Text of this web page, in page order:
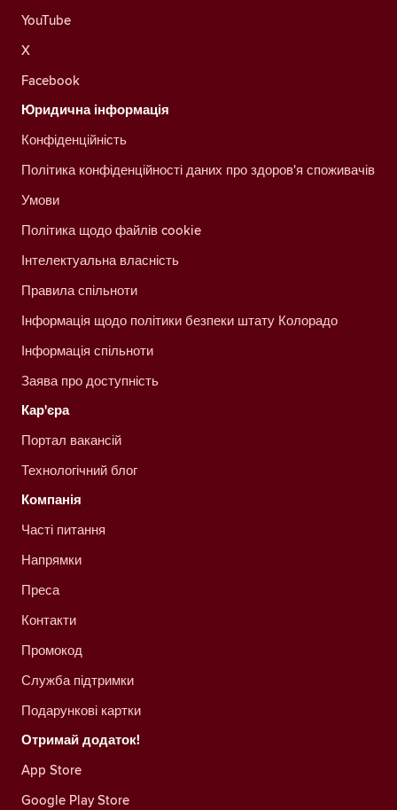
YouTube
X
Facebook
Юридична інформація
Конфіденційність
Політика конфіденційності даних про здоров'я споживачів
Умови
Політика щодо файлів cookie
Інтелектуальна власність
Правила спільноти
Інформація щодо політики безпеки штату Колорадо
Інформація спільноти
Заява про доступність
Кар'єра
Портал вакансій
Технологічний блог
Компанія
Часті питання
Напрямки
Преса
Контакти
Промокод
Служба підтримки
Подарункові картки
Отримай додаток!
App Store
Google Play Store